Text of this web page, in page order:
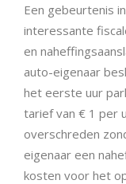
Een gebeurtenis
interessante
en
auto-eigenaar
het eerste uur
tarief van € 1 per
overschreden
eigenaar een
kosten voor het